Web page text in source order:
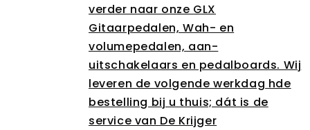
verder naar onze GLX
Gitaarpedalen, Wah- en
volumepedalen, aan-
uitschakelaars en pedalboards. Wij
leveren de volgende werkdag hde
bestelling bij u thuis; dát is de
service van De Krijger